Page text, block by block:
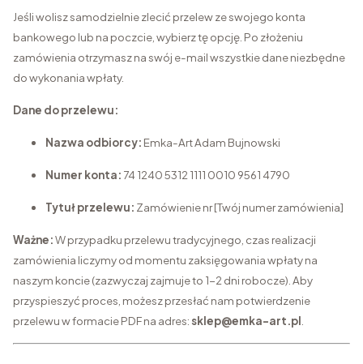
Jeśli wolisz samodzielnie zlecić przelew ze swojego konta
bankowego lub na poczcie, wybierz tę opcję. Po złożeniu
zamówienia otrzymasz na swój e-mail wszystkie dane niezbędne
do wykonania wpłaty.
Dane do przelewu:
Nazwa odbiorcy: Emka-Art Adam Bujnowski
Numer konta: 74 1240 5312 1111 0010 9561 4790
Tytuł przelewu: Zamówienie nr [Twój numer zamówienia]
Ważne:W przypadku przelewu tradycyjnego, czas realizacji
zamówienia liczymy od momentu zaksięgowania wpłaty na
naszym koncie (zazwyczaj zajmuje to 1-2 dni robocze). Aby
przyspieszyć proces, możesz przesłać nam potwierdzenie
przelewu w formacie PDF na adres: sklep@emka-art.pl